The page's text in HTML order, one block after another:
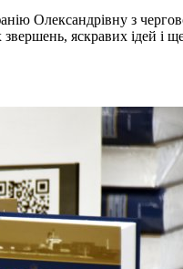
Олександрівну з
яскравих ідей і